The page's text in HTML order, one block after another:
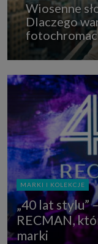
Wiosenne
Dlaczego
MARKI I KOLEKCJE
„40 lat stylu”
RECMAN,
marki